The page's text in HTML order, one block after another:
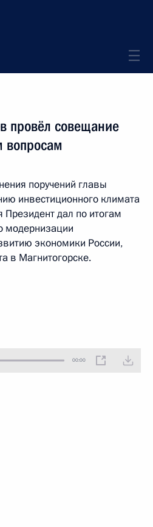
провёл совещание
вопросам
поручений главы
инвестиционного климата
Президент дал по итогам
модернизации
экономики России,
в Магнитогорске.
00:00